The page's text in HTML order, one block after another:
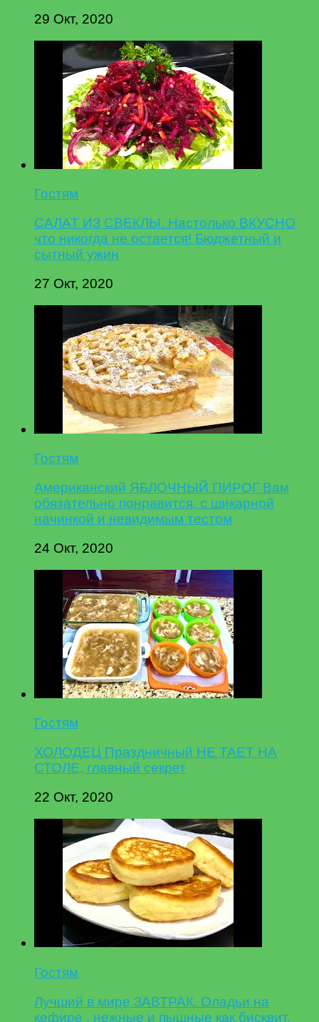
29 Окт, 2020
Гостям
САЛАТ ИЗ СВЕКЛЫ. Настолько ВКУСНО
что никогда не остается! Бюджетный и
сытный ужин
27 Окт, 2020
Гостям
Американский ЯБЛОЧНЫЙ ПИРОГ Вам
обязательно понравится, с шикарной
начинкой и невидимым тестом
24 Окт, 2020
Гостям
ХОЛОДЕЦ Праздничный НЕ ТАЕТ НА
СТОЛЕ, главный секрет
22 Окт, 2020
Гостям
Лучший в мире ЗАВТРАК. Оладьи на
кефире , нежные и пышные как бисквит,